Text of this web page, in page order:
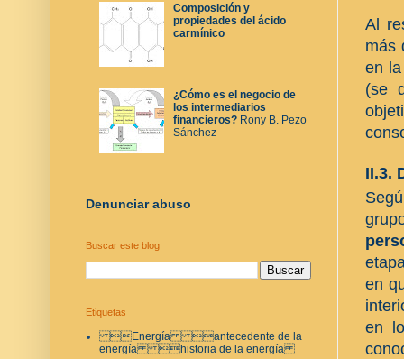
Al
más
en
(se
II.3.
en
en
Composición y
propiedades del ácido
carmínico
¿Cómo es el negocio de
los intermediarios
financieros?Rony B. Pezo
Sánchez
Denunciar abuso
Buscar este blog
Etiquetas
Energía antecedente de la
energía historia de la energía